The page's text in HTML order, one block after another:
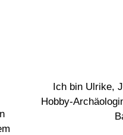
Ich bin Ulrike,
Hobby-